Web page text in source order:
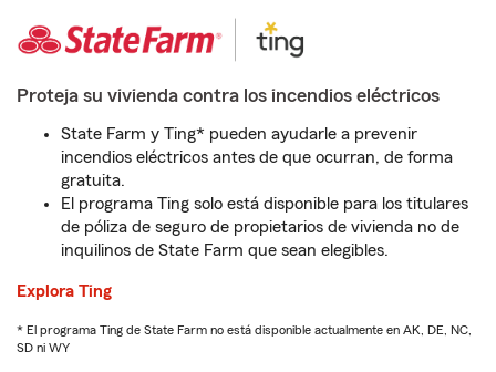
Proteja su vivienda contra los incendios eléctricos
State Farm y Ting* pueden ayudarle a prevenir
incendios eléctricos antes de que ocurran, de forma
gratuita.
El programa Ting solo está disponible para los titulares
de póliza de seguro de propietarios de vivienda no de
inquilinos de State Farm que sean elegibles.
Explora Ting
* El programa Ting de State Farm no está disponible actualmente en AK, DE, NC,
SD ni WY